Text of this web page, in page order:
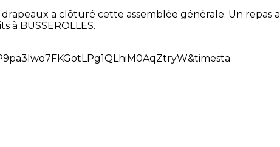
a clôturé cette assemblée générale. Un repas a
BUSSEROLLES.